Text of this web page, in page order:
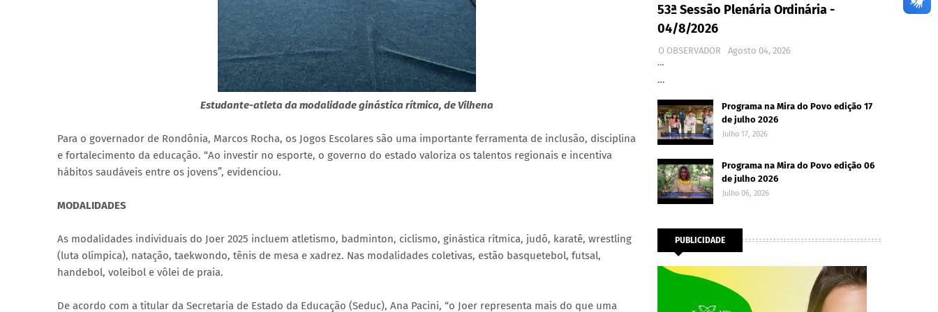
Estudante-atleta da modalidade ginástica rítmica, de Vilhena
Para o governador de Rondônia, Marcos Rocha, os Jogos Escolares são uma importante ferramenta de inclusão, disciplina
e fortalecimento da educação. “Ao investir no esporte, o governo do estado valoriza os talentos regionais e incentiva
hábitos saudáveis entre os jovens”, evidenciou.
MODALIDADES
As modalidades individuais do Joer 2025 incluem atletismo, badminton, ciclismo, ginástica rítmica, judô, karatê, wrestling
(luta olímpica), natação, taekwondo, tênis de mesa e xadrez. Nas modalidades coletivas, estão basquetebol, futsal,
handebol, voleibol e vôlei de praia.
De acordo com a titular da Secretaria de Estado da Educação (Seduc), Ana Pacini, “o Joer representa mais do que uma
53ª Sessão Plenária Ordinária -
04/8/2026
O OBSERVADOR
Agosto 04, 2026
…
…
Programa na Mira do Povo edição 17
de julho 2026
Julho 17, 2026
Programa na Mira do Povo edição 06
de julho 2026
Julho 06, 2026
PUBLICIDADE